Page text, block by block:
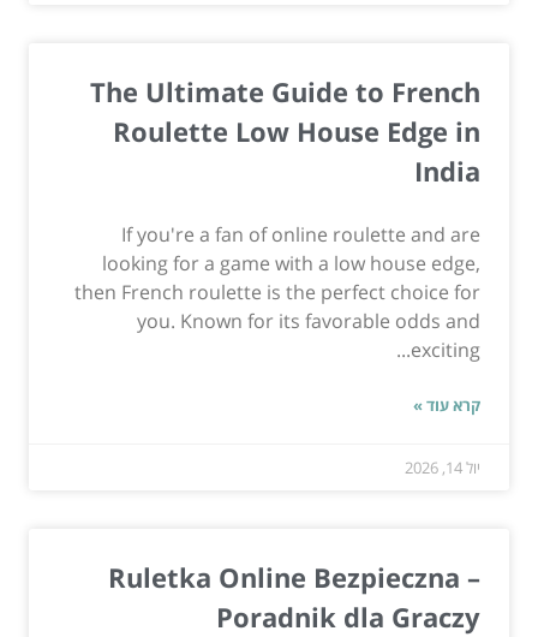
The Ultimate Guide to French
Roulette Low House Edge in
India
If you're a fan of online roulette and are
looking for a game with a low house edge,
then French roulette is the perfect choice for
you. Known for its favorable odds and
exciting...
קרא עוד »
יול 14, 2026
Ruletka Online Bezpieczna –
Poradnik dla Graczy